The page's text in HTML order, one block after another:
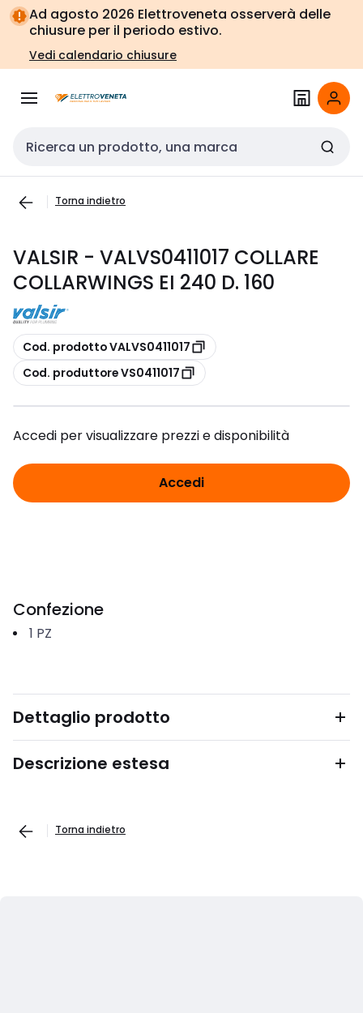
Vai alla
navigazione
Vai
alla
pagina
Ad agosto 2026 Elettroveneta osserverà delle
chiusure per il periodo estivo.
Vedi calendario chiusure
Cerca input
Torna indietro
VALSIR - VALVS0411017 COLLARE
COLLARWINGS EI 240 D. 160
copia
Cod. prodotto VALVS0411017
copia
Cod. produttore VS0411017
Accedi per visualizzare prezzi e disponibilità
Accedi
Confezione
1 PZ
Dettaglio prodotto
Descrizione estesa
Torna indietro